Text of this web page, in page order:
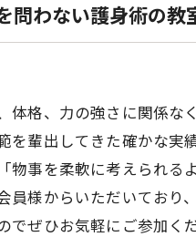
問わない護身術の教
体格、力の強さに関係な
を輩出してきた確かな実
物事を柔軟に考えられる
員様からいただいており
でぜひお気軽にご参加く